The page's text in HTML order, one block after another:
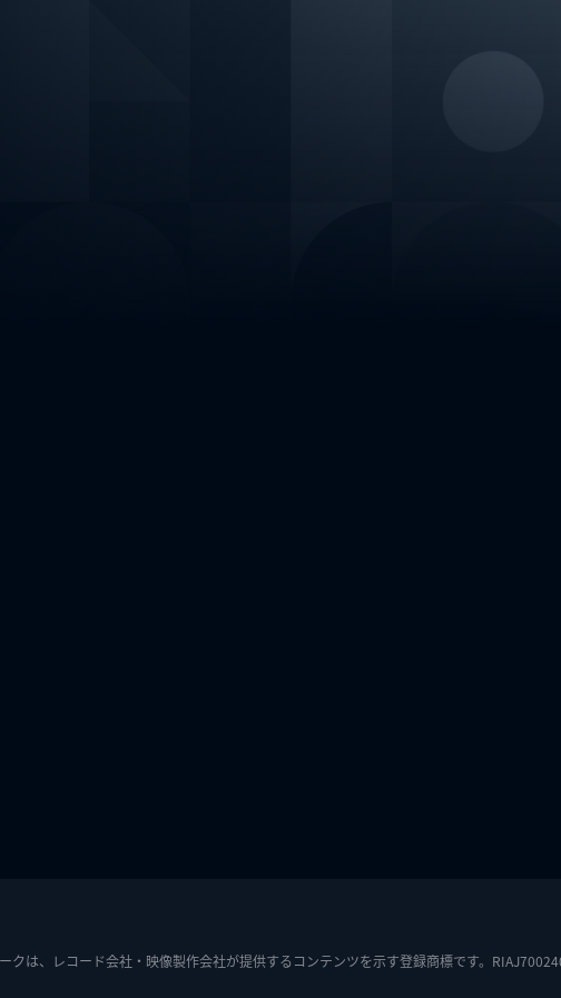
クは、レコード会社・映像製作会社が提供するコンテンツを示す登録商標です。